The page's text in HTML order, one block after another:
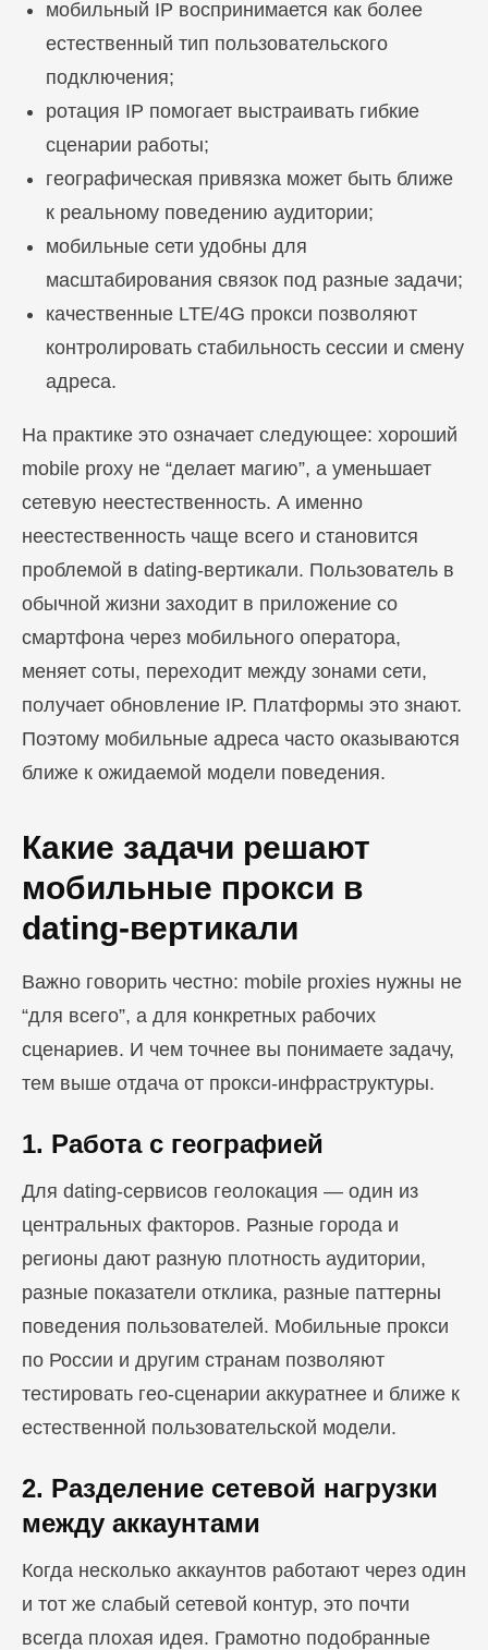
мобильный IP воспринимается как более
естественный тип пользовательского
подключения;
ротация IP помогает выстраивать гибкие
сценарии работы;
географическая привязка может быть ближе
к реальному поведению аудитории;
мобильные сети удобны для
масштабирования связок под разные задачи;
качественные LTE/4G прокси позволяют
контролировать стабильность сессии и смену
адреса.
На практике это означает следующее: хороший
mobile proxy не “делает магию”, а уменьшает
сетевую неестественность. А именно
неестественность чаще всего и становится
проблемой в dating-вертикали. Пользователь в
обычной жизни заходит в приложение со
смартфона через мобильного оператора,
меняет соты, переходит между зонами сети,
получает обновление IP. Платформы это знают.
Поэтому мобильные адреса часто оказываются
ближе к ожидаемой модели поведения.
Какие задачи решают
мобильные прокси в
dating-вертикали
Важно говорить честно: mobile proxies нужны не
“для всего”, а для конкретных рабочих
сценариев. И чем точнее вы понимаете задачу,
тем выше отдача от прокси-инфраструктуры.
1. Работа с географией
Для dating-сервисов геолокация — один из
центральных факторов. Разные города и
регионы дают разную плотность аудитории,
разные показатели отклика, разные паттерны
поведения пользователей. Мобильные прокси
по России и другим странам позволяют
тестировать гео-сценарии аккуратнее и ближе к
естественной пользовательской модели.
2. Разделение сетевой нагрузки
между аккаунтами
Когда несколько аккаунтов работают через один
и тот же слабый сетевой контур, это почти
всегда плохая идея. Грамотно подобранные